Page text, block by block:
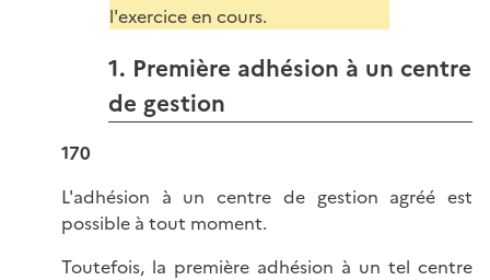
l'exercice en cours.
1. Première adhésion à un centre
de gestion
170
L'adhésion à un centre de gestion agréé est
possible à tout moment.
Toutefois, la première adhésion à un tel centre